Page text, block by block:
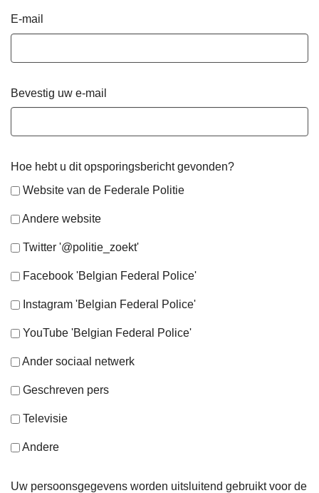
E-mail
Bevestig uw e-mail
Hoe hebt u dit opsporingsbericht gevonden?
Website van de Federale Politie
Andere website
Twitter '@politie_zoekt'
Facebook 'Belgian Federal Police'
Instagram 'Belgian Federal Police'
YouTube 'Belgian Federal Police'
Ander sociaal netwerk
Geschreven pers
Televisie
Andere
Uw persoonsgegevens worden uitsluitend gebruikt voor de